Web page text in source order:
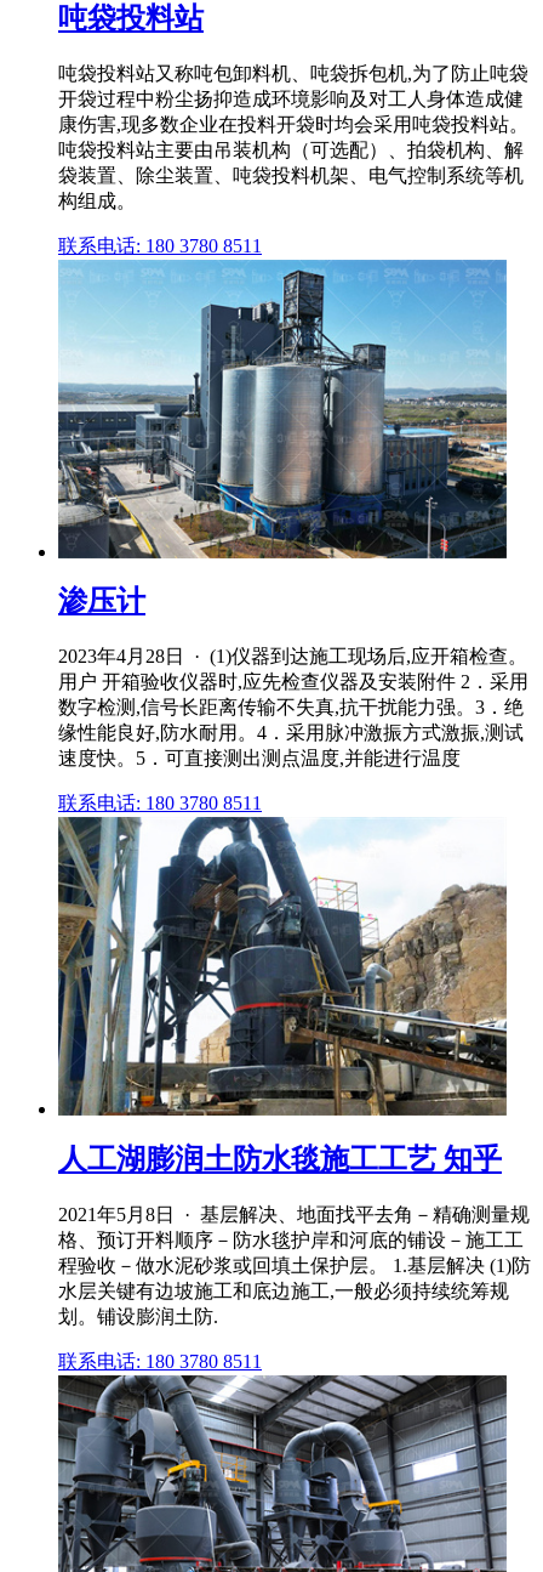
吨袋投料站
吨袋投料站又称吨包卸料机、吨袋拆包机,为了防止吨袋
开袋过程中粉尘扬抑造成环境影响及对工人身体造成健
康伤害,现多数企业在投料开袋时均会采用吨袋投料站。
吨袋投料站主要由吊装机构（可选配）、拍袋机构、解
袋装置、除尘装置、吨袋投料机架、电气控制系统等机
构组成。
联系电话: 180 3780 8511
渗压计
2023年4月28日 · (1)仪器到达施工现场后,应开箱检查。
用户 开箱验收仪器时,应先检查仪器及安装附件 2．采用
数字检测,信号长距离传输不失真,抗干扰能力强。3．绝
缘性能良好,防水耐用。4．采用脉冲激振方式激振,测试
速度快。5．可直接测出测点温度,并能进行温度
联系电话: 180 3780 8511
人工湖膨润土防水毯施工工艺 知乎
2021年5月8日 · 基层解决、地面找平去角－精确测量规
格、预订开料顺序－防水毯护岸和河底的铺设－施工工
程验收－做水泥砂浆或回填土保护层。 1.基层解决 (1)防
水层关键有边坡施工和底边施工,一般必须持续统筹规
划。铺设膨润土防.
联系电话: 180 3780 8511